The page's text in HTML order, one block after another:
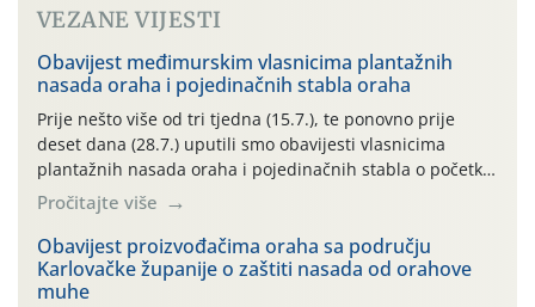
VEZANE VIJESTI
Obavijest međimurskim vlasnicima plantažnih
nasada oraha i pojedinačnih stabla oraha
Prije nešto više od tri tjedna (15.7.), te ponovno prije
deset dana (28.7.) uputili smo obavijesti vlasnicima
plantažnih nasada oraha i pojedinačnih stabla o početku
leta i ovogodišnjoj potrebi usmjerenog suzbijanja
orahove muhe (Rhagoletis completa)! Već dvanaest dana
traje drugi ovogodišnji “toplinski udar”, koji naročito
izražen zadnja šest dana (31.7.-05.8.), jer najviše
temperature zraka svakodnevno […]
Pročitajte više
Obavijest proizvođačima oraha sa području
Karlovačke županije o zaštiti nasada od orahove
muhe